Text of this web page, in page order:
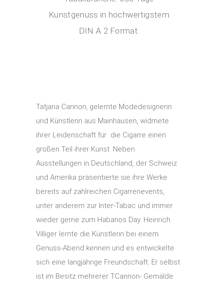
Kunstgenuss in hochwertigstem
DIN A 2 Format.
Tatjana Cannon, gelernte Modedesignerin
und Künstlerin aus Mainhausen, widmete
ihrer Leidenschaft für die Cigarre einen
großen Teil ihrer Kunst. Neben
Ausstellungen in Deutschland, der Schweiz
und Amerika präsentierte sie ihre Werke
bereits auf zahlreichen Cigarrenevents,
unter anderem zur Inter-Tabac und immer
wieder gerne zum Habanos Day. Heinrich
Villiger lernte die Künstlerin bei einem
Genuss-Abend kennen und es entwickelte
sich eine langjährige Freundschaft. Er selbst
ist im Besitz mehrerer TCannon- Gemälde